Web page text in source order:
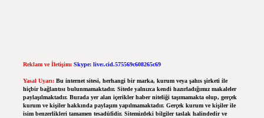
Reklam ve İletişim: Skype: live:.cid.575569c608265c69
Yasal Uyarı: Bu internet sitesi, herhangi bir marka, kurum veya şahıs şirketi ile
hiçbir bağlantısı bulunmamaktadır. Sitede yalnızca kendi hazırladığımız makaleler
paylaşılmaktadır. Burada yer alan içerikler haber niteliği taşımamakta olup, gerçek
kurum ve kişiler hakkında paylaşım yapılmamaktadır. Gerçek kurum ve kişiler ile
isim benzerlikleri tamamen tesadüfidir. Sitemizdeki bilgiler taslak halindedir ve